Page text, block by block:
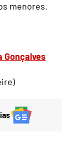
menores.
Gonçalves